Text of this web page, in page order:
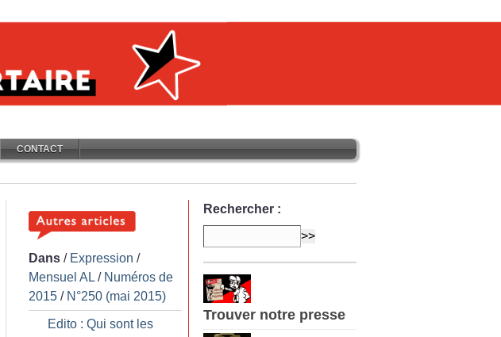
CONTACT
Dans / Expression /
Mensuel AL / Numéros de
2015 / N°250 (mai 2015)
Edito : Qui sont les
Rechercher :
Trouver notre presse